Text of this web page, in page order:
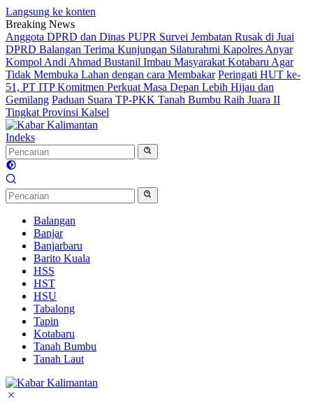
Langsung ke konten
Breaking News
Anggota DPRD dan Dinas PUPR Survei Jembatan Rusak di Juai
DPRD Balangan Terima Kunjungan Silaturahmi Kapolres Anyar
Kompol Andi Ahmad Bustanil Imbau Masyarakat Kotabaru Agar
Tidak Membuka Lahan dengan cara Membakar Peringati HUT ke-
51, PT ITP Komitmen Perkuat Masa Depan Lebih Hijau dan
Gemilang Paduan Suara TP-PKK Tanah Bumbu Raih Juara II
Tingkat Provinsi Kalsel
Indeks
Balangan
Banjar
Banjarbaru
Barito Kuala
HSS
HST
HSU
Tabalong
Tapin
Kotabaru
Tanah Bumbu
Tanah Laut